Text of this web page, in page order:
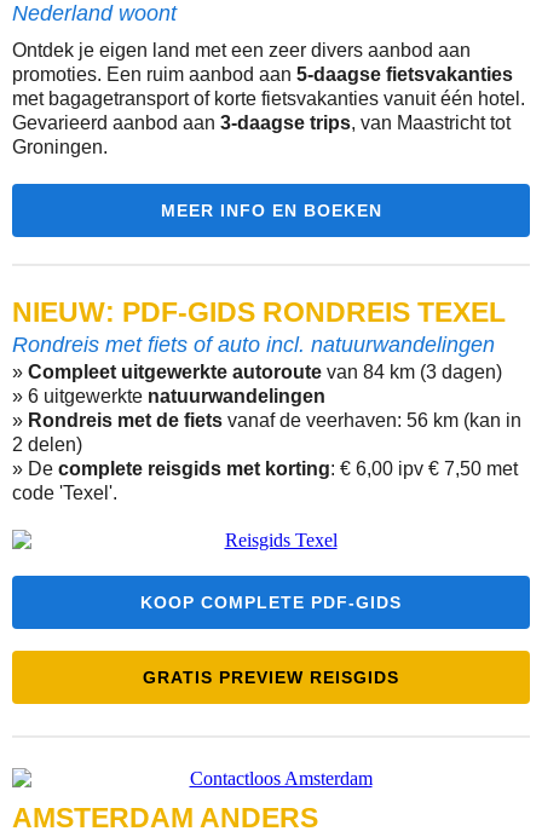
Nederland woont
Ontdek je eigen land met een zeer divers aanbod aan
promoties. Een ruim aanbod aan 5-daagse fietsvakanties
met bagagetransport of korte fietsvakanties vanuit één hotel.
Gevarieerd aanbod aan 3-daagse trips, van Maastricht tot
Groningen.
MEER INFO EN BOEKEN
NIEUW: PDF-GIDS RONDREIS TEXEL
Rondreis met fiets of auto incl. natuurwandelingen
» Compleet uitgewerkte autoroute van 84 km (3 dagen)
» 6 uitgewerkte natuurwandelingen
» Rondreis met de fiets vanaf de veerhaven: 56 km (kan in
2 delen)
» De complete reisgids met korting: € 6,00 ipv € 7,50 met
code 'Texel'.
KOOP COMPLETE PDF-GIDS
GRATIS PREVIEW REISGIDS
AMSTERDAM ANDERS